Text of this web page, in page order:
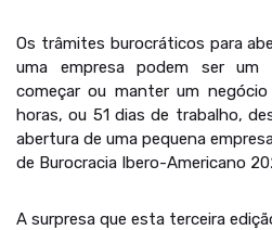
Os trâmites burocráticos para
uma empresa podem ser um
começar ou manter um
horas, ou 51 dias de trabalho,
abertura de uma pequena
de Burocracia Ibero-Americano
A surpresa que esta terceira